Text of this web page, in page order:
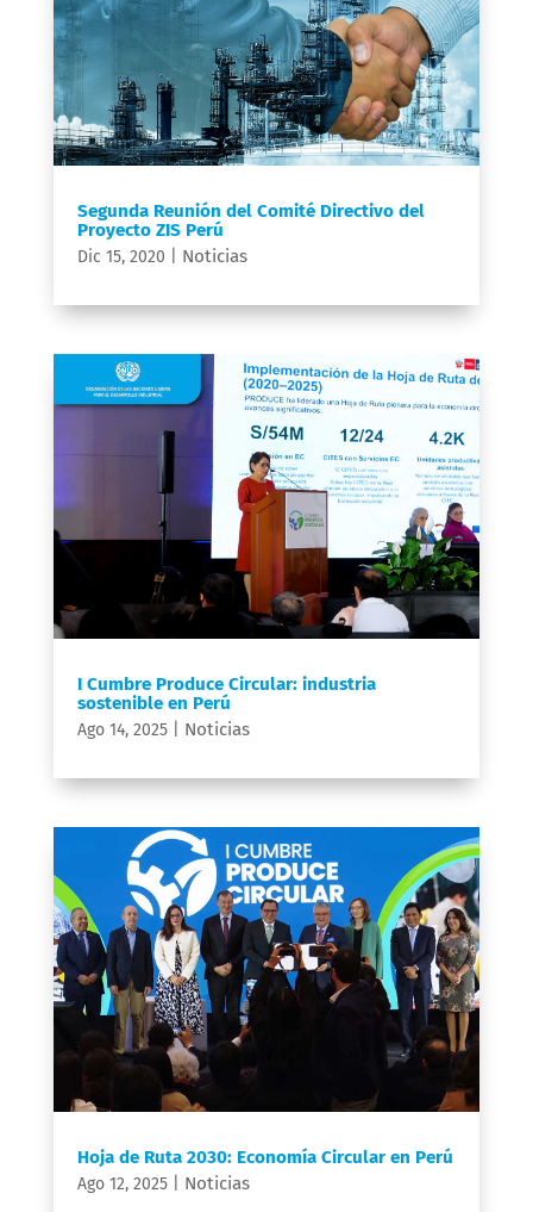
Segunda Reunión del Comité Directivo del
Proyecto ZIS Perú
Dic 15, 2020 Noticias
I Cumbre Produce Circular: industria
sostenible en Perú
Ago 14, 2025| Noticias
Hoja de Ruta 2030: Economía Circular en Perú
Ago 12, 2025| Noticias